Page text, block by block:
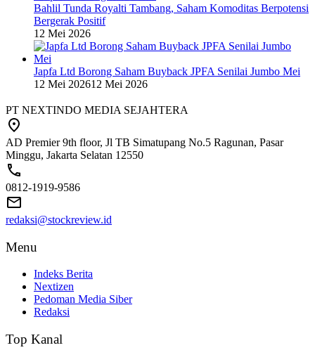
Bahlil Tunda Royalti Tambang, Saham Komoditas Berpotensi
Bergerak Positif
12 Mei 2026
Japfa Ltd Borong Saham Buyback JPFA Senilai Jumbo Mei
12 Mei 202612 Mei 2026
PT NEXTINDO MEDIA SEJAHTERA
AD Premier 9th floor, Jl TB Simatupang No.5 Ragunan, Pasar
Minggu, Jakarta Selatan 12550
0812-1919-9586
redaksi@stockreview.id
Menu
Indeks Berita
Nextizen
Pedoman Media Siber
Redaksi
Top Kanal